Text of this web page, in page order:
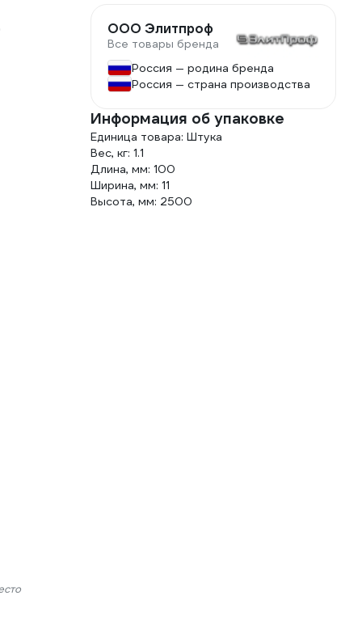
ООО Элитпроф
Все товары бренда
Россия — родина бренда
Россия — страна производства
Информация об упаковке
Единица товара: Штука
Вес, кг: 1.1
Длина, мм: 100
Ширина, мм: 11
Высота, мм: 2500